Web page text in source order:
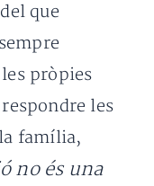
que
pròpies
les
família,
no és una